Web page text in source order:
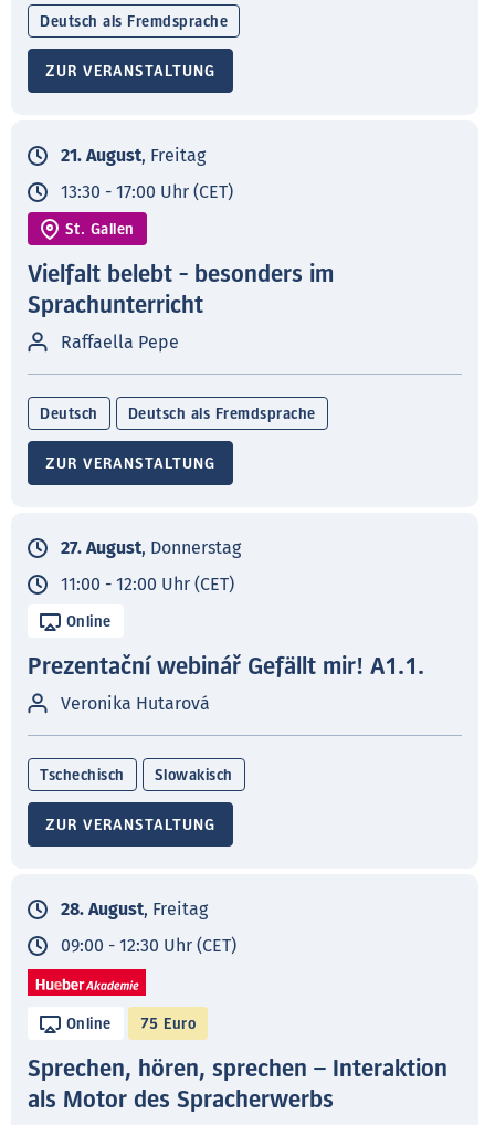
Deutsch als Fremdsprache
ZUR VERANSTALTUNG
21. August, Freitag
13:30 - 17:00 Uhr (CET)
St. Gallen
Vielfalt belebt - besonders im
Sprachunterricht
Raffaella Pepe
Deutsch Deutsch als Fremdsprache
ZUR VERANSTALTUNG
27. August, Donnerstag
11:00 - 12:00 Uhr (CET)
Online
Prezentační webinář Gefällt mir! A1.1.
Veronika Hutarová
Tschechisch Slowakisch
ZUR VERANSTALTUNG
28. August, Freitag
09:00 - 12:30 Uhr (CET)
Online 75 Euro
Sprechen, hören, sprechen – Interaktion
als Motor des Spracherwerbs